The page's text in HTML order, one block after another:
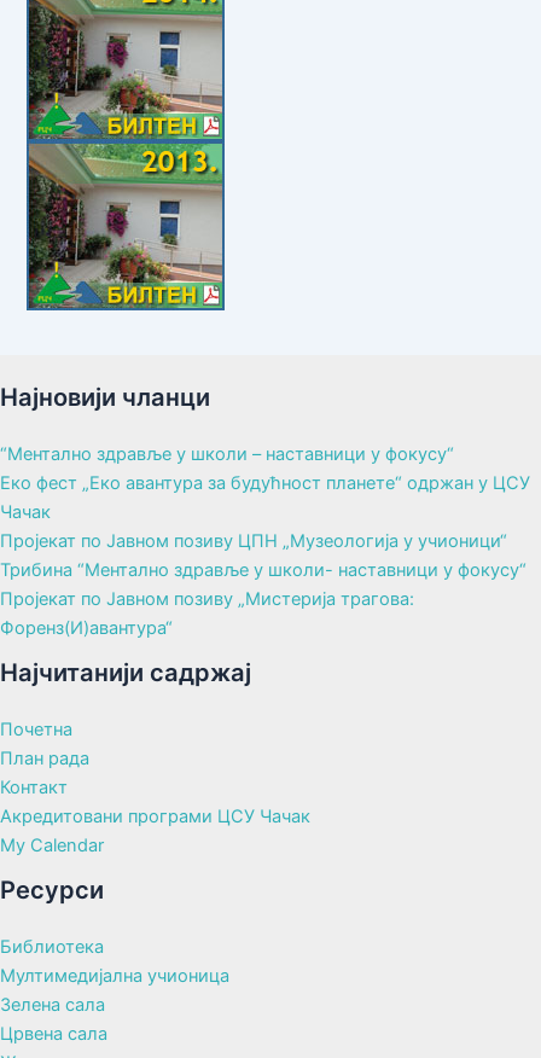
Најновији чланци
“Ментално здравље у школи – наставници у фокусу“
Еко фест „Еко авантура за будућност планете“ одржан у ЦСУ
Чачак
Пројекат по Јавном позиву ЦПН „Музеологија у учионици“
Трибина “Ментално здравље у школи- наставници у фокусу“
Пројекат по Јавном позиву „Мистерија трагова:
Форенз(И)авантура“
Најчитанији садржај
Почетна
План рада
Контакт
Акредитовани програми ЦСУ Чачак
My Calendar
Ресурси
Библиотека
Мултимедијална учионица
Зелена сала
Црвена сала